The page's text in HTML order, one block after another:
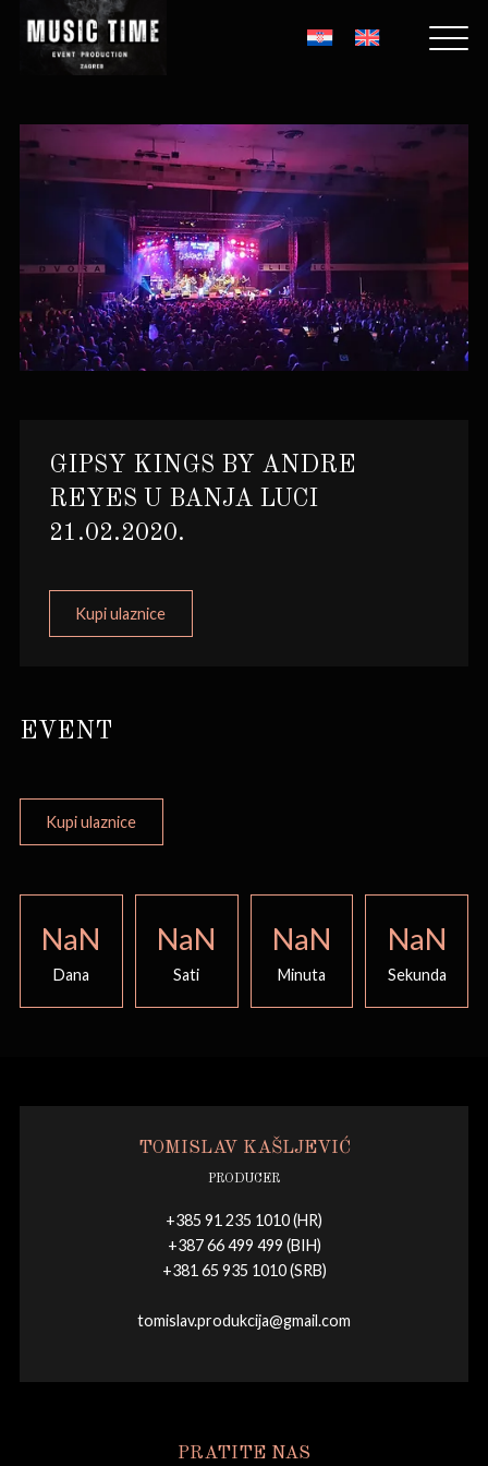
GIPSY KINGS BY ANDRE
REYES U BANJA LUCI
21.02.2020.
Kupi ulaznice
EVENT
Kupi ulaznice
NaN
Dana
NaN
Sati
NaN
Minuta
NaN
Sekunda
TOMISLAV KAŠLJEVIĆ
PRODUCER
+385 91 235 1010 (HR)
+387 66 499 499 (BIH)
+381 65 935 1010 (SRB)
tomislav.produkcija@gmail.com
PRATITE NAS